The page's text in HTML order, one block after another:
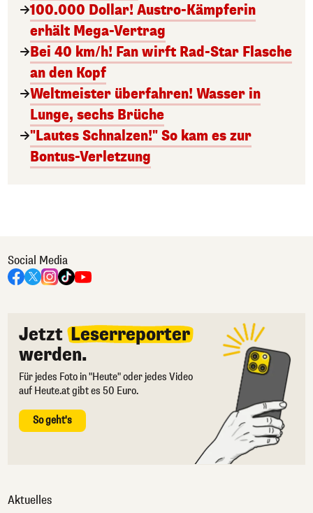
100.000 Dollar! Austro-Kämpferin
erhält Mega-Vertrag
Bei 40 km/h! Fan wirft Rad-Star Flasche
an den Kopf
Weltmeister überfahren! Wasser in
Lunge, sechs Brüche
"Lautes Schnalzen!" So kam es zur
Bontus-Verletzung
Social Media
Jetzt Leserreporter
werden.
Für jedes Foto in "Heute" oder jedes Video
auf Heute.at gibt es 50 Euro.
So geht's
Aktuelles